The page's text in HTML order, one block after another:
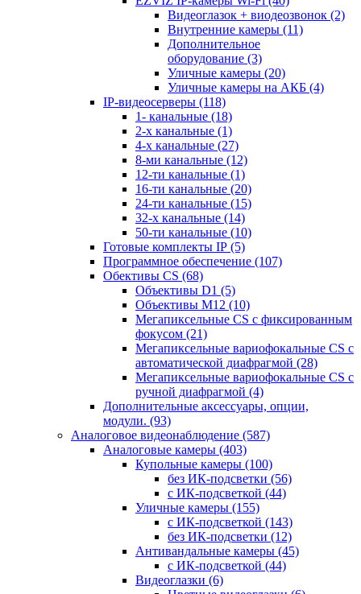
Видеоглазок + виодеозвонок (2)
Внутренние камеры (11)
Дополнительное
оборудование (3)
Уличные камеры (20)
Уличные камеры на АКБ (4)
IP-видеосерверы (118)
1- канальные (18)
2-х канальные (1)
4-х канальные (27)
8-ми канальные (12)
12-ти канальные (1)
16-ти канальные (20)
24-ти канальные (15)
32-х канальные (14)
50-ти канальные (10)
Готовые комплекты IP (5)
Программное обеспечение (107)
Обективы CS (68)
Объективы D1 (5)
Объективы M12 (10)
Мегапиксельные CS c фиксированным
фокусом (21)
Мегапиксельные вариофокальные CS c
автоматической диафрагмой (28)
Мегапиксельные вариофокальные CS c
ручной диафрагмой (4)
Дополнительные аксессуары, опции,
модули. (93)
Аналоговое видеонаблюдение (587)
Аналоговые камеры (403)
Купольные камеры (100)
без ИК-подсветки (56)
с ИК-подсветкой (44)
Уличные камеры (155)
с ИК-подсветкой (143)
без ИК-подсветки (12)
Антивандальные камеры (45)
с ИК-подсветкой (44)
Видеоглазки (6)